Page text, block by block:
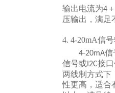
输出电流为4
压输出，满足
4. 4-20mA信
4-20mA信
信号或I2C接
两线制方式下
性更高，适合